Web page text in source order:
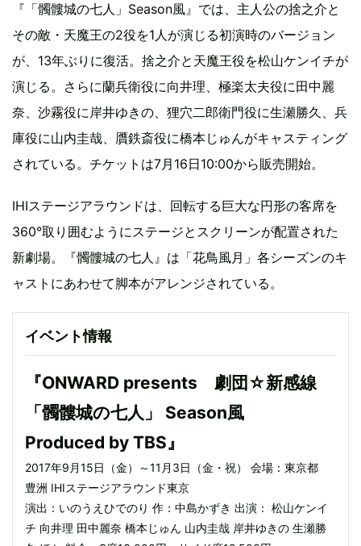
『「髑髏城の七人」Season風』では、主人公の捨之介と
その敵・天魔王の2役を1人が演じる初演時のバージョン
が、13年ぶりに復活。捨之介と天魔王役を松山ケンイチが
演じる。さらに蘭兵衛役に向井理、極楽太夫役に田中麗
奈、沙霧役に岸井ゆきの、狸穴二郎衛門役に生瀬勝久、兵
庫役に山内圭哉、贋鉄斎役に橋本じゅんがキャスティング
されている。チケットは7月16日10:00から販売開始。
IHIステージアラウンドは、回転する巨大な円形の客席を
360°取り囲むようにステージとスクリーンが配置された
新劇場。『髑髏城の七人』は「花鳥風月」各シーズンのキ
ャストにあわせて脚本がアレンジされている。
イベント情報
『ONWARD presents 劇団☆新感線
「髑髏城の七人」 Season風
Produced by TBS』
2017年9月15日（金）～11月3日（金・祝） 会場：東京都
豊洲 IHIステージアラウンド東京
演出：いのうえひでのり 作：中島かずき 出演： 松山ケンイ
チ 向井理 田中麗奈 橋本じゅん 山内圭哉 岸井ゆきの 生瀬勝